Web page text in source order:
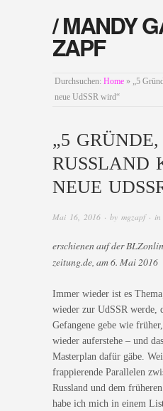
/ MANDY
ZAPF
Durchsuchen: Home » „5
neue UdSSR wird“
„5
RUSSLAND
NEUE
Mai 16, 2016 · by mgzapf· in
erschienen auf der
zeitung.de, am 6. Mai 2016
Immer wieder ist es
wieder zur UdSSR werde,
Gefangene gebe wie
wieder auferstehe – und
Masterplan dafür gäbe.
frappierende Parallelen
Russland und dem
habe ich mich in einem